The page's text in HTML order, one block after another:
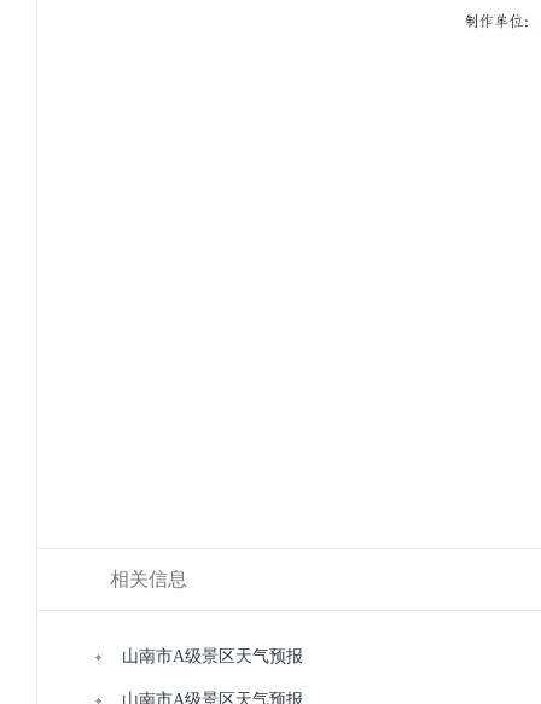
相关信息
山南市A级景区天气预报
山南市A级景区天气预报